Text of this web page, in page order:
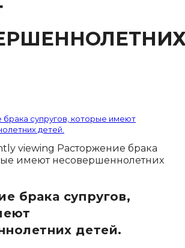
супругов, которые имеют
детей.
брака супругов,
детей.